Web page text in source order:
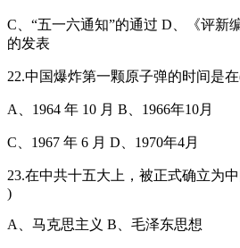
C、“五一六通知”的通过 D、《评新
的发表
22.中国爆炸第一颗原子弹的时间是
A、1964 年 10 月 B、1966年10月
C、1967 年 6 月 D、1970年4月
23.在中共十五大上，被正式确立为
)
A、马克思主义 B、毛泽东思想